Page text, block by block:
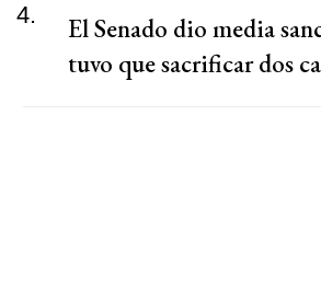
4.
El Senado dio media
tuvo que sacrificar dos